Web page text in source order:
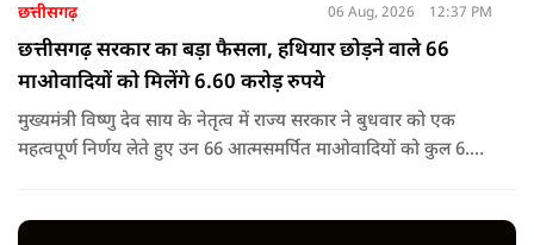
छत्तीसगढ़ 06 Aug, 2026 12:37 PM
छत्तीसगढ़ सरकार का बड़ा फैसला, हथियार छोड़ने वाले 66
माओवादियों को मिलेंगे 6.60 करोड़ रुपये
मुख्यमंत्री विष्णु देव साय के नेतृत्व में राज्य सरकार ने बुधवार को एक
महत्वपूर्ण निर्णय लेते हुए उन 66 आत्मसमर्पित माओवादियों को कुल 6.60